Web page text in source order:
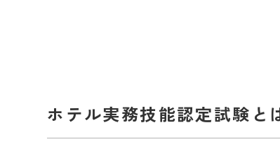
ホテル実務技能認定試験と